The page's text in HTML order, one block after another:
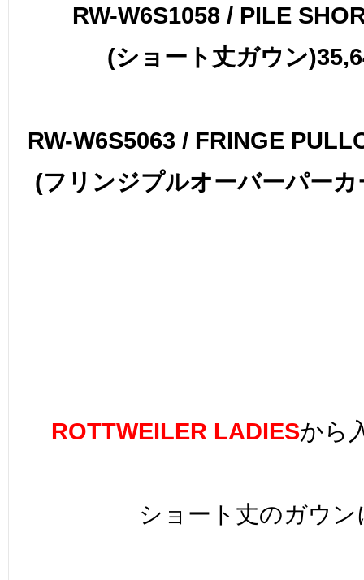
RW-W6S1058 / PILE
(ショート丈ガウン
RW-W6S5063 / FRINGE
(フリンジプルオーバーパーカ
ROTTWEILER LADIESから
ショート丈のガウン